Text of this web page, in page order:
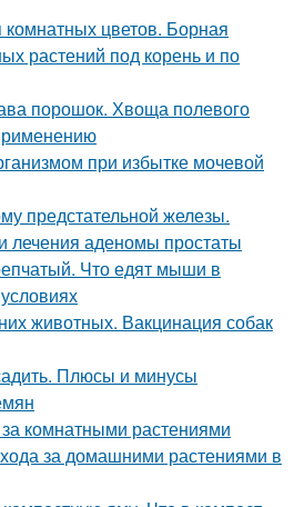
комнатных цветов. Борная
растений под корень и по
порошок. Хвоща полевого
при избытке мочевой
предстательной железы.
лечения аденомы простаты
Что едят мыши в
животных. Вакцинация собак
Плюсы и минусы
комнатными растениями
за домашними растениями в